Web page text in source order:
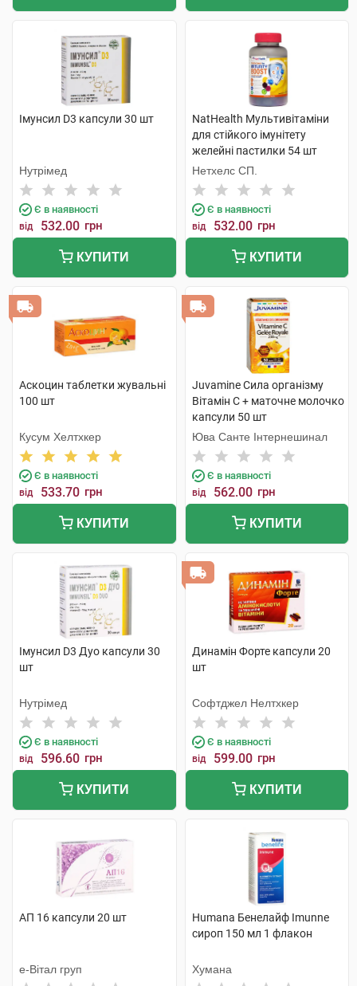
Імунсил D3 капсули 30 шт
Нутрімед
Є в наявності
від 532.00 грн
КУПИТИ
NatHealth Мультивітаміни
для стійкого імунітету
желейні пастилки 54 шт
Нетхелс СП.
Є в наявності
від 532.00 грн
КУПИТИ
Аскоцин таблетки жувальні
100 шт
Кусум Хелтхкер
Є в наявності
від 533.70 грн
КУПИТИ
Juvamine Сила організму
Вітамін C + маточне молочко
капсули 50 шт
Юва Санте Інтернешинал
Є в наявності
від 562.00 грн
КУПИТИ
Імунсил D3 Дуо капсули 30
шт
Нутрімед
Є в наявності
від 596.60 грн
КУПИТИ
Динамін Форте капсули 20
шт
Софтджел Нелтхкер
Є в наявності
від 599.00 грн
КУПИТИ
АП 16 капсули 20 шт
е-Вітал груп
Humana Бенелайф Imunne
сироп 150 мл 1 флакон
Хумана